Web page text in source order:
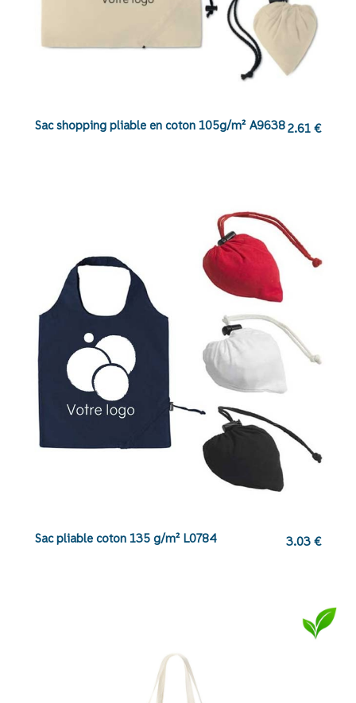
Sac shopping pliable en coton 105g/m² A9638 2.61 €
Sac pliable coton 135 g/m² L0784 3.03 €